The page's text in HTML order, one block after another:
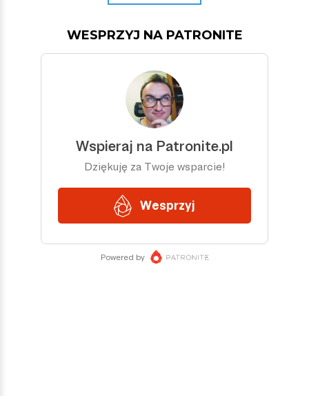
WESPRZYJ NA PATRONITE